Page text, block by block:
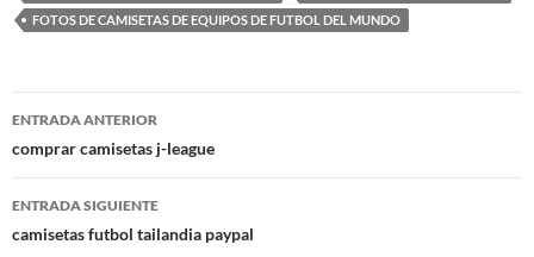
FOTOS DE CAMISETAS DE EQUIPOS DE FUTBOL DEL MUNDO
Navegación
de
entradas
ENTRADA ANTERIOR
comprar camisetas j-league
ENTRADA SIGUIENTE
camisetas futbol tailandia paypal